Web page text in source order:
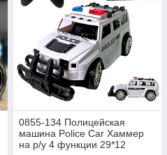
0855-134 Полицейская
машина Police Car Хаммер
на р/у 4 функции 29*12